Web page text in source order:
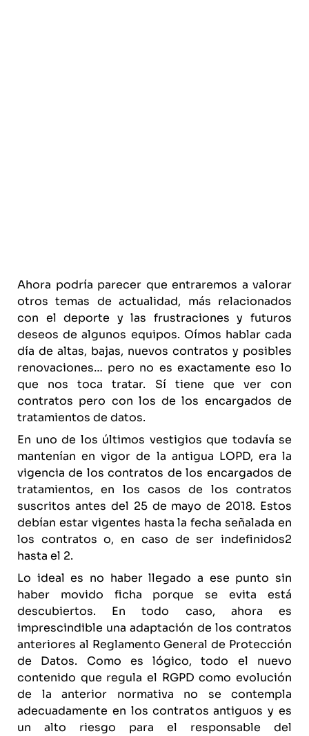
Ahora podría parecer que entraremos a valorar
otros temas de actualidad, más relacionados
con el deporte y las frustraciones y futuros
deseos de algunos equipos. Oímos hablar cada
día de altas, bajas, nuevos contratos y posibles
renovaciones… pero no es exactamente eso lo
que nos toca tratar. Sí tiene que ver con
contratos pero con los de los encargados de
tratamientos de datos.
En uno de los últimos vestigios que todavía se
mantenían en vigor de la antigua LOPD, era la
vigencia de los contratos de los encargados de
tratamientos, en los casos de los contratos
suscritos antes del 25 de mayo de 2018. Estos
debían estar vigentes hasta la fecha señalada en
los contratos o, en caso de ser indefinidos2
hasta el 2.
Lo ideal es no haber llegado a ese punto sin
haber movido ficha porque se evita está
descubiertos. En todo caso, ahora es
imprescindible una adaptación de los contratos
anteriores al Reglamento General de Protección
de Datos. Como es lógico, todo el nuevo
contenido que regula el RGPD como evolución
de la anterior normativa no se contempla
adecuadamente en los contratos antiguos y es
un alto riesgo para el responsable del